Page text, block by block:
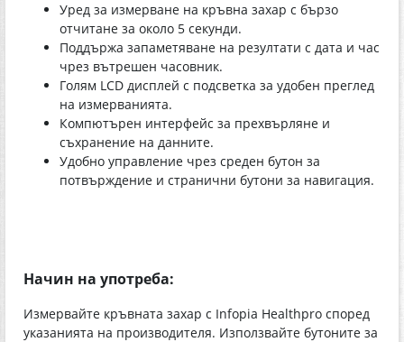
Уред за измерване на кръвна захар с бързо
отчитане за около 5 секунди.
Поддържа запаметяване на резултати с дата и час
чрез вътрешен часовник.
Голям LCD дисплей с подсветка за удобен преглед
на измерванията.
Компютърен интерфейс за прехвърляне и
съхранение на данните.
Удобно управление чрез среден бутон за
потвърждение и странични бутони за навигация.
Начин на употреба:
Измервайте кръвната захар с Infopia Healthpro според
указанията на производителя. Използвайте бутоните за